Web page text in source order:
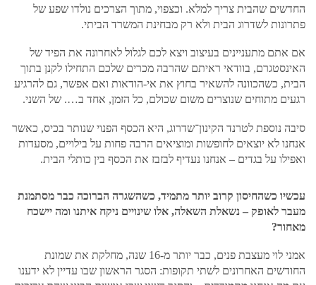
החדשים שהבית צריך למלא. וכצפוי, מתוך הצרכים נולדו שפע של
פתרונות לשדרוג הבית ולא רק מבחינת המשרד הביתי.
אם אתם מתעניינים בעיצוב ויצא לכם לגלול לאחרונה את הפיד של
האינסטגרם, בוודאי ראיתם שהרבה מכרים שלכם התחילו לקנן בתוך
הבית, כשהכוונה להשאיר בחוץ את אי-הודאות ואם אפשר, גם להרגיע
רגעים מתוחים שנוצרים משום שכולם, כל הזמן, אחד ב…. של השני.
סיבה נוספת לטרנד הקינון־שדרוג, היא הכסף הפנוי שנותר בכיס, כאשר
אנחנו לא יוצאים לחופשות ומוציאים הרבה פחות על בילויים, מסעדות
ואפילו על בגדים – אנחנו נעדיף לבזבז את הכסף בין כותלי הבית.
עכשיו כשהחיסון קרוב יותר מתמיד, כשהשגרה הברוכה כבר מסתמנת
מעבר לאופק – נשאלת השאלה, אלו שינויים ניקח איתנו ומה יישכח
מאחור?
אמני לוי מעצבת פנים, כבר יותר מ-16 שנה, מחלקת את שמונת
החודשים האחרונים לשתי תקופות: הסגר הראשון שבו עדיין לא ידענו